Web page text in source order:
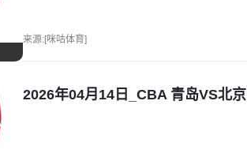
来源:[咪咕体育]
2026年04月14日_CBA 青岛VS北